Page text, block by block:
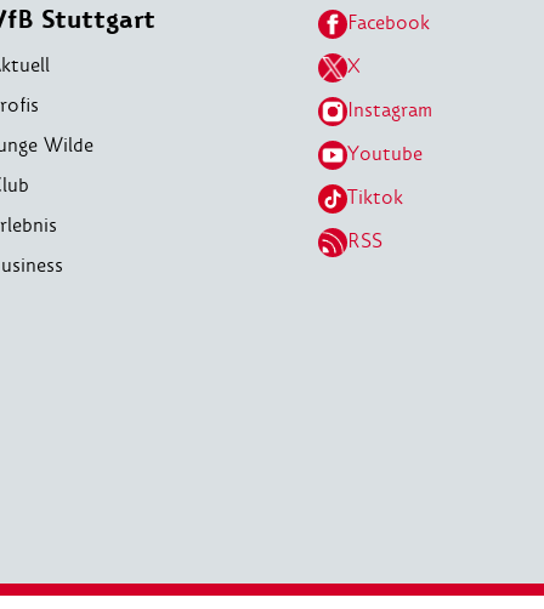
Stuttgart
Wilde
Facebook
X
Instagram
Youtube
Tiktok
RSS